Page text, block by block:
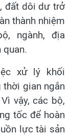
đất dôi dư trở
thành nhiệm
ngành, địa
quan.
xử lý khối
gian ngắn
vậy, các bộ,
tốc để hoàn
lực tài sản